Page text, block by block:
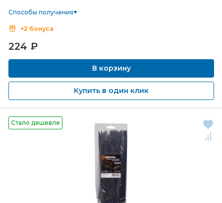
Способы получения
+2 бонуса
224 ₽
В корзину
Купить в один клик
Стало дешевле